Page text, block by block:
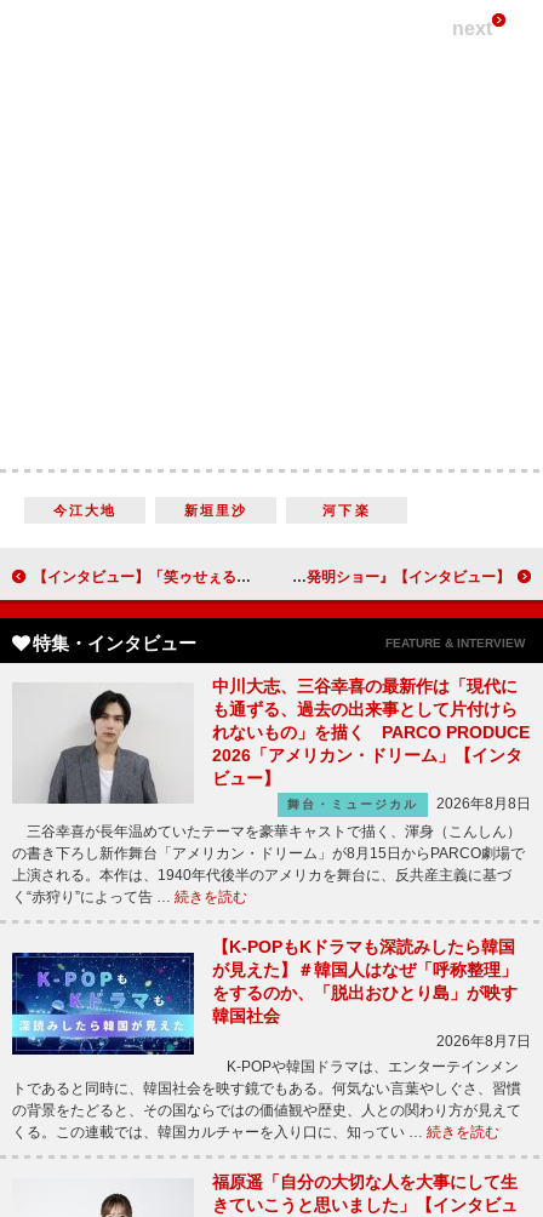
next
今江大地 新垣里沙 河下楽
【インタビュー】「笑ゥせぇるすまん」THE STAGE 佐藤流司＆演出・小林顕作「これが僕の提示する『笑ゥせぇるすまん』」“等身大”で演じる新たな喪黒福造 【インタビュー】『映画 きかんしゃトーマス おいでよ！未来の発明ショー！』賀来賢人「子どもには周りを明るくさせるような人になってほしい」
特集・インタビュー FEATURE & INTERVIEW
中川大志、三谷幸喜の最新作は「現代に
も通ずる、過去の出来事として片付けら
れないもの」を描く PARCO PRODUCE
2026「アメリカン・ドリーム」【インタ
ビュー】
舞台・ミュージカル
2026年8月8日
三谷幸喜が長年温めていたテーマを豪華キャストで描く、渾身（こんしん）
の書き下ろし新作舞台「アメリカン・ドリーム」が8月15日からPARCO劇場で
上演される。本作は、1940年代後半のアメリカを舞台に、反共産主義に基づ
く“赤狩り”によって告 … 続きを読む
【K-POPもKドラマも深読みしたら韓国
が見えた】＃韓国人はなぜ「呼称整理」
をするのか、「脱出おひとり島」が映す
韓国社会
2026年8月7日
K-POPや韓国ドラマは、エンターテインメン
トであると同時に、韓国社会を映す鏡でもある。何気ない言葉やしぐさ、習慣
の背景をたどると、その国ならではの価値観や歴史、人との関わり方が見えて
くる。この連載では、韓国カルチャーを入り口に、知ってい … 続きを読む
福原遥「自分の大切な人を大事にして生
きていこうと思いました」【インタビュ